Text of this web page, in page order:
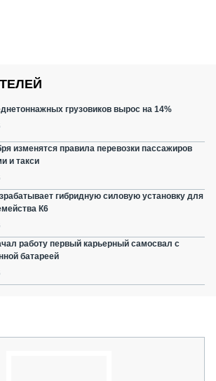
грузовиков вырос на 14%
изменятся правила перевозки пассажиров
и такси
гибридную силовую установку для
К6
работу первый карьерный самосвал с
батареей